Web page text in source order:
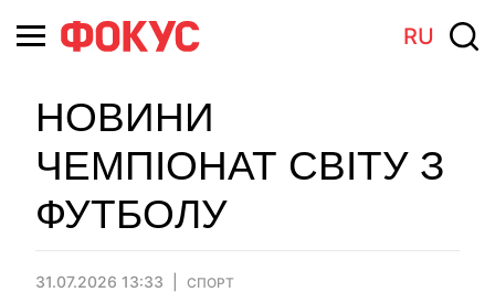
RU
НОВИНИ
ЧЕМПІОНАТ СВІТУ З
ФУТБОЛУ
31.07.2026 13:33 СПОРТ